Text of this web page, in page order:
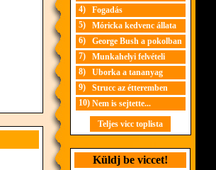
4)
Fogadás
5)
Móricka kedvenc állata
6)
George Bush a pokolban
7)
Munkahelyi felvételi
8)
Uborka a tananyag
9)
Strucc az étteremben
10) Nem is sejtette...
Teljes vicc toplista
Küldj be viccet!